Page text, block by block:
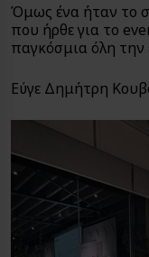
Όμως ένα ήταν το
που ήρθε για το
παγκόσμια όλη
Εύγε Δημήτρη